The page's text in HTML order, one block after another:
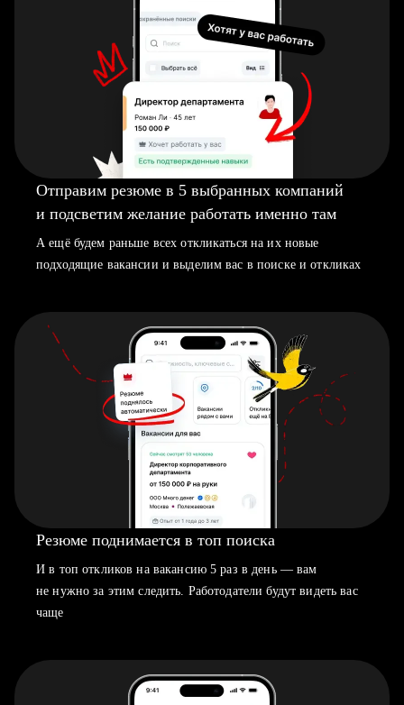
Отправим резюме в 5 выбранных компаний
и подсветим желание работать именно там
А ещё будем раньше всех откликаться на их новые
подходящие вакансии и выделим вас в поиске и откликах
Резюме поднимается в топ поиска
И в топ откликов на вакансию 5 раз в день — вам
не нужно за этим следить. Работодатели будут видеть вас
чаще